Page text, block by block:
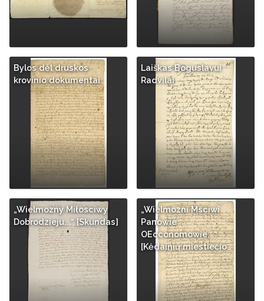
Bylos dėl druskos
krovinio dokumentai
Laiškas Boguslavui
Radvilai
„Wielmozny Miłosciwy
Dobrodzieju...“ [Skundas]
„Wielmozni Msciwi
Panowie
OEcconomowie...“
[Kėdainių miestiečio…